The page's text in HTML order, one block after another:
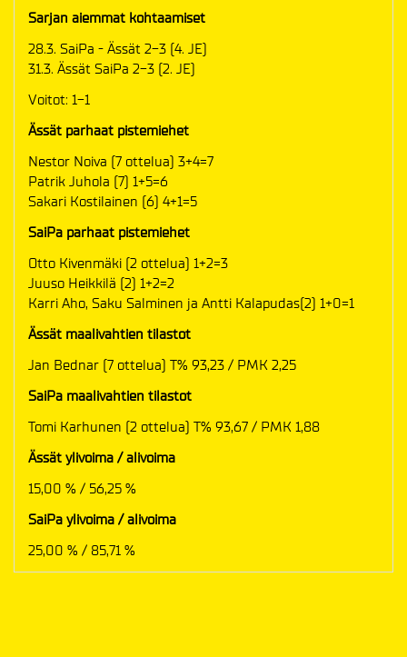
Sarjan aiemmat kohtaamiset
28.3. SaiPa - Ässät 2-3 (4. JE)
31.3. Ässät SaiPa 2-3 (2. JE)
Voitot: 1-1
Ässät parhaat pistemiehet
Nestor Noiva (7 ottelua) 3+4=7
Patrik Juhola (7) 1+5=6
Sakari Kostilainen (6) 4+1=5
SaiPa parhaat pistemiehet
Otto Kivenmäki (2 ottelua) 1+2=3
Juuso Heikkilä (2) 1+2=2
Karri Aho, Saku Salminen ja Antti Kalapudas(2) 1+0=1
Ässät maalivahtien tilastot
Jan Bednar (7 ottelua) T% 93,23 / PMK 2,25
SaiPa maalivahtien tilastot
Tomi Karhunen (2 ottelua) T% 93,67 / PMK 1,88
Ässät ylivoima / alivoima
15,00 % / 56,25 %
SaiPa ylivoima / alivoima
25,00 % / 85,71 %